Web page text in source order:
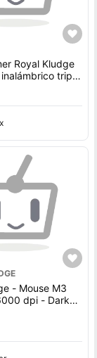
Royal Kludge
triple
DPI,
sin RGB, 5
- Mouse M3
dpi - Dark